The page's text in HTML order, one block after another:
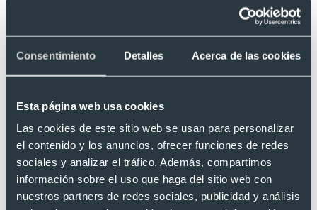
Consentimiento Detalles Acerca de las cookies
Esta página web usa cookies
Las cookies de este sitio web se usan para personalizar
el contenido y los anuncios, ofrecer funciones de redes
sociales y analizar el tráfico. Además, compartimos
información sobre el uso que haga del sitio web con
nuestros partners de redes sociales, publicidad y análisis
Ref. 881241
Recíbelo
Desde 0,70 €